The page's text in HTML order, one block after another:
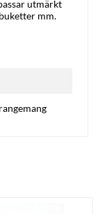
utmärkt
mm.